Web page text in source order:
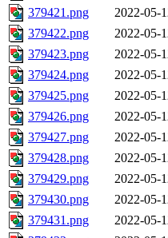
379421.png
2022-05-
379422.png
2022-05-
379423.png
2022-05-
379424.png
2022-05-
379425.png
2022-05-
379426.png
2022-05-
379427.png
2022-05-
379428.png
2022-05-
379429.png
2022-05-
379430.png
2022-05-
379431.png
2022-05-